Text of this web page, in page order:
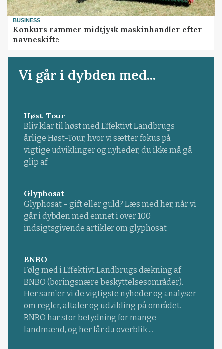
BUSINESS
Konkurs rammer midtjysk maskinhandler efter
navneskifte
Vi går i dybden med...
Høst-Tour
Bliv klar til høst med Effektivt Landbrugs
årlige Høst-Tour, hvor vi sætter fokus på
vigtige udviklinger og nyheder, du ikke må gå
glip af.
Glyphosat
Glyphosat – gift eller guld? Læs med her, når vi
går i dybden med emnet i over 100
indsigtsgivende artikler om glyphosat.
BNBO
Følg med i Effektivt Landbrugs dækning af
BNBO (boringsnære beskyttelsesområder).
Her samler vi de vigtigste nyheder og analyser
om regler, aftaler og udvikling på området.
BNBO har stor betydning for mange
landmænd, og her får du overblik ...